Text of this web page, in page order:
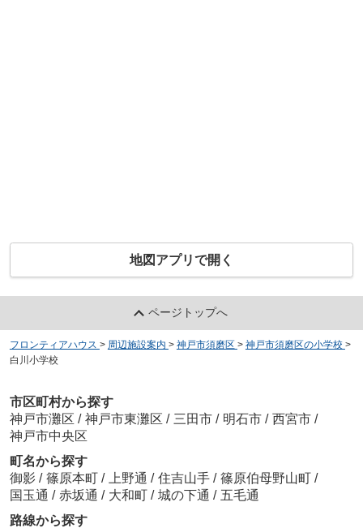
地図アプリで開く
ページトップへ
フロンティアハウス > 周辺施設案内 > 神戸市須磨区 > 神戸市須磨区の小学校 >
白川小学校
市区町村から探す
神戸市灘区 / 神戸市東灘区 / 三田市 / 明石市 / 西宮市 /
神戸市中央区
町名から探す
御影 / 篠原本町 / 上野通 / 住吉山手 / 篠原伯母野山町 /
国玉通 / 赤坂通 / 大和町 / 城の下通 / 五毛通
路線から探す